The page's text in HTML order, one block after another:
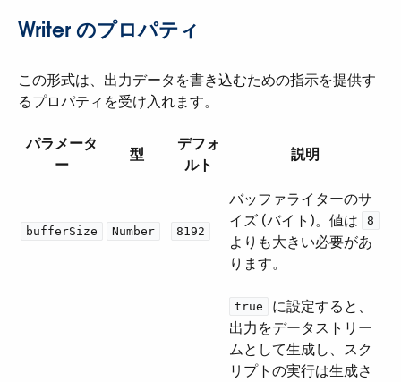
Writer のプロパティ
この形式は、出力データを書き込むための指示を提供す
るプロパティを受け入れます。
パラメータ
ー
型
デフォ
ルト
説明
bufferSize Number 8192
バッファライターのサ
イズ (バイト)。値は ​
8
よりも大きい必要があ
ります。
true
​ に設定すると、
出力をデータストリー
ムとして生成し、スク
リプトの実行は生成さ